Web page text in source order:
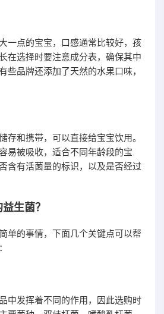
一点的宝宝，口感通常比较好，孩
在选择时要注意成分表，确保其中
些品牌还添加了天然的水果口味，
存和携带，可以直接给宝宝饮用。
易被吸收，适合不同年龄段的宝
含有活菌量的标识，以及是否经过
生菌？
单的事情，下面几个关键点可以帮
中发挥着不同的作用，因此选购时